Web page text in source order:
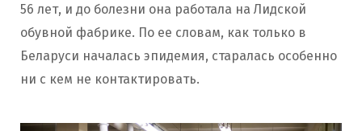
56 лет, и до болезни она работала на Лидской
обувной фабрике. По ее словам, как только в
Беларуси началась эпидемия, старалась особенно
ни с кем не контактировать.